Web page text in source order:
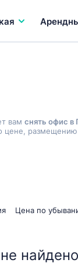
вам снять офис в
Цена по